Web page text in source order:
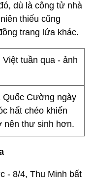
dù là công tử nhà
thiếu cũng
trang lứa khác.
Quốc Cường ngày
hất chéo khiến
nên thư sinh hơn.
- 8/4, Thu Minh bất